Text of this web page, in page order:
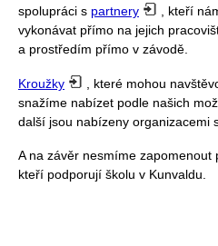
spolupráci s partnery
, kteří
vykonávat přímo na jejich
a prostředím přímo v závodě.
Kroužky
, které mohou
snažíme nabízet podle našich
další jsou nabízeny organizacemi
A na závěr nesmíme zapomenout
kteří podporují školu v Kunvaldu.